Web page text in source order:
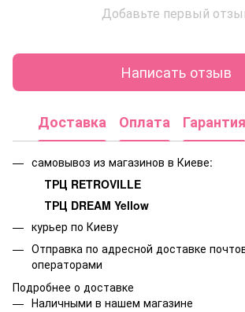
Добавьте первый
Написать отзыв
Доставка Оплата Гарантия
самовывоз из магазинов в Киеве:
ТРЦ RETROVILLE
ТРЦ DREAM Yellow
курьер по Киеву
Отправка по адресной доставке
операторами
Подробнее о доставке
Наличными в нашем магазине